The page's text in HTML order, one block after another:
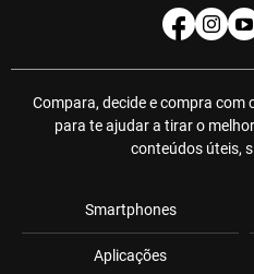
Compara, decide e compra
para te ajudar a tirar o
conteúdos úteis,
Smartphones
Aplicações